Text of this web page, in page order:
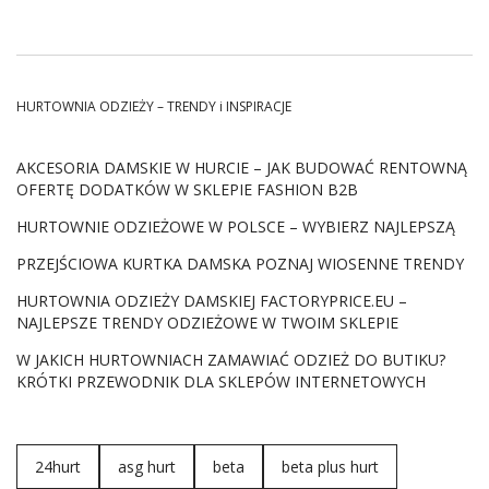
mody, jak i przedsiębiorców branży odzieżowej.
Czym są spodnie woskowane i jak
wyglądają?
Nasz dzisiejszy bohater to unikalny rodzaj spodni, które
poddane zostały specjalnej technice wykończenia, dzięki
której wskoczyły na podium trendów fashion. Proces ten
polega na nanoszeniu warstwy wosku na tkaninę, co
nadaje ubraniom charakterystyczny, matowy wygląd oraz
dodatkową warstwę ochronną. Poniżej przeczytaj jakie
cechy posiadająspodnie woskowanei jak je poznać:
damskiewyróżniają się matowym, lekko przetartym
wyglądem, co nadaje im rustykalny, nieco
HURTOWNIA ODZIEŻY – TRENDY i INSPIRACJE
AKCESORIA DAMSKIE W HURCIE – JAK BUDOWAĆ RENTOWNĄ
OFERTĘ DODATKÓW W SKLEPIE FASHION B2B
HURTOWNIE ODZIEŻOWE W POLSCE – WYBIERZ NAJLEPSZĄ
PRZEJŚCIOWA KURTKA DAMSKA POZNAJ WIOSENNE TRENDY
HURTOWNIA ODZIEŻY DAMSKIEJ FACTORYPRICE.EU –
NAJLEPSZE TRENDY ODZIEŻOWE W TWOIM SKLEPIE
W JAKICH HURTOWNIACH ZAMAWIAĆ ODZIEŻ DO BUTIKU?
KRÓTKI PRZEWODNIK DLA SKLEPÓW INTERNETOWYCH
24hurt asg hurt beta beta plus hurt